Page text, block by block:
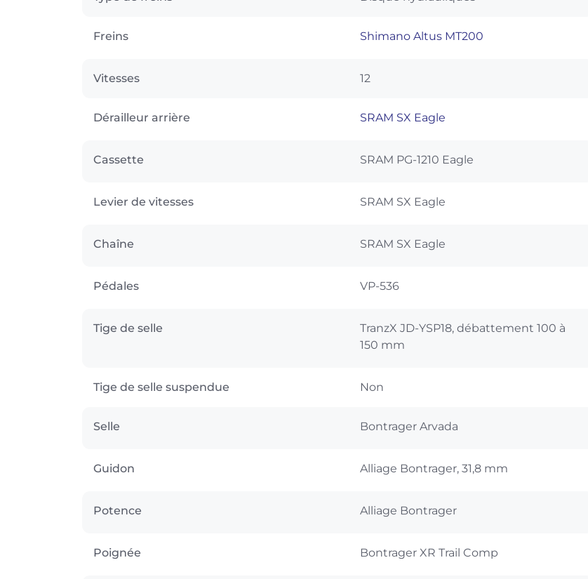
Freins Shimano Altus MT200
Vitesses 12
Dérailleur arrière SRAM SX Eagle
Cassette SRAM PG-1210 Eagle
Levier de vitesses SRAM SX Eagle
Chaîne SRAM SX Eagle
Pédales VP-536
Tige de selle
TranzX JD-YSP18, débattement 100 à
150 mm
Tige de selle suspendue Non
Selle Bontrager Arvada
Guidon Alliage Bontrager, 31,8 mm
Potence Alliage Bontrager
Poignée Bontrager XR Trail Comp